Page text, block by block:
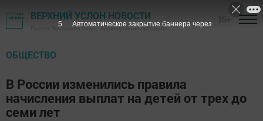
ВЕРХНИЙ УСЛОН НОВОСТИ
Газета "Волжская новь" - Верхнеуслонский район
ОБЩЕСТВО
В России изменились правила
начисления выплат на детей от трех до
семи лет
4 Автоматическое закрытие баннера через